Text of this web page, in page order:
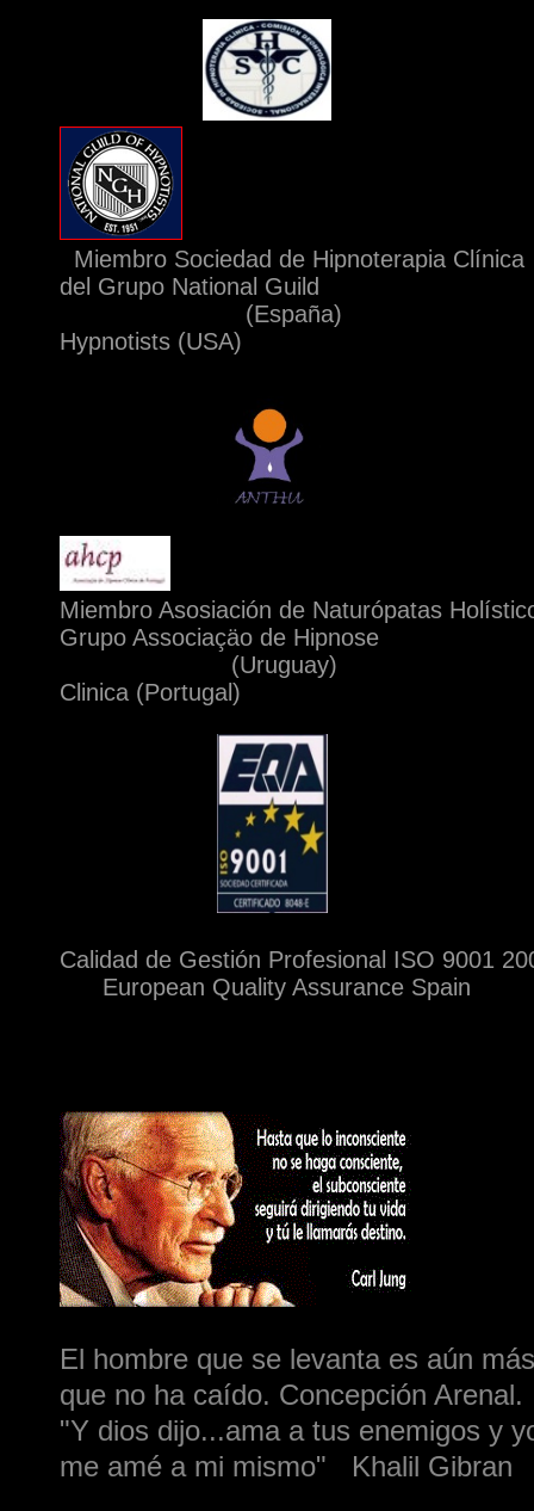
Miembro Sociedad de Hipnoterapia
del Grupo National Guild
Hypnotists (USA)
Miembro Asosiación de Naturópatas
Grupo Associaçäo de Hipnose
Clinica (Portugal)
Calidad de Gestión Profesional ISO
European Quality
El hombre que se levanta es aún
que no ha caído. Concepción Arenal.
"Y dios dijo...ama a tus enemigos y
me amé a mi mismo" Khalil Gibran